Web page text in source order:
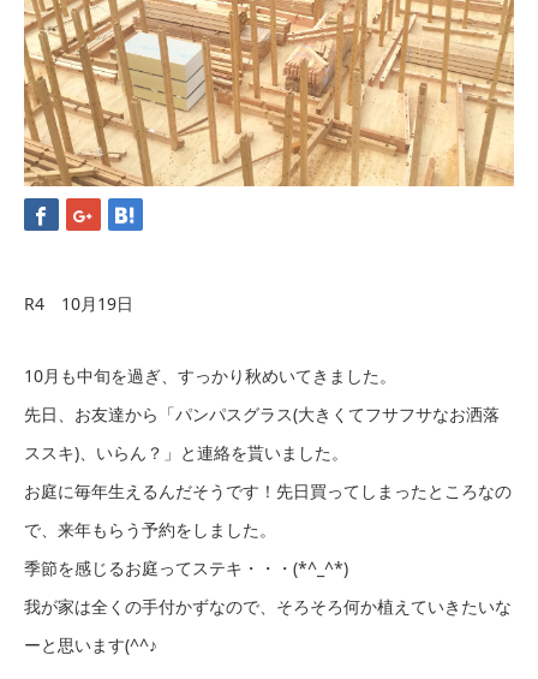
R4 10月19日
10月も中旬を過ぎ、すっかり秋めいてきました。
先日、お友達から「パンパスグラス(大きくてフサフサなお洒落
ススキ)、いらん？」と連絡を貰いました。
お庭に毎年生えるんだそうです！先日買ってしまったところなの
で、来年もらう予約をしました。
季節を感じるお庭ってステキ・・・(*^_^*)
我が家は全くの手付かずなので、そろそろ何か植えていきたいな
ーと思います(^^♪